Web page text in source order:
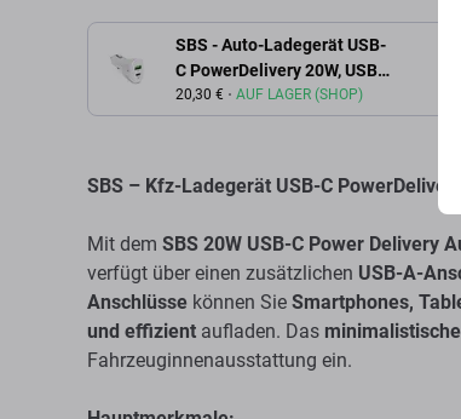
SBS - Auto-Ladegerät USB-
C PowerDelivery 20W, USB
18W, weiß
20,30 € AUF LAGER (SHOP)
SBS – Kfz-Ladegerät USB-C
Mit dem SBS 20W USB-C Power Delivery
verfügt über einen zusätzlichen USB-A-
Anschlüsse können Sie Smartphones,
und effizient aufladen. Das
Fahrzeuginnenausstattung ein.